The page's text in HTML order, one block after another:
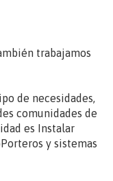
trabajamos
de necesidades,
comunidades de
es Instalar
y sistemas